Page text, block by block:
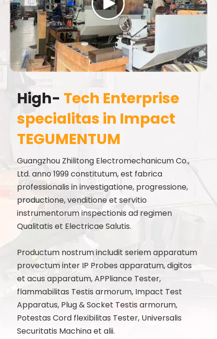
High- Tech Enterprise
specialitas in Impact
TEGUMENTUM
Guangzhou Zhilitong Electromechanicum Co.,
Ltd. anno 1999 constitutum, est fabrica
professionalis in investigatione, progressione,
productione, venditione et servitio
instrumentorum inspectionis ad regimen
Qualitatis et Electricae Salutis.
Productum nostrum includit seriem apparatum
provectum inter IP Probes apparatum, digitos
et acus apparatum, APPliance Tester,
flammabilitas Testis armorum, Impact Test
Apparatus, Plug & Socket Testis armorum,
Potestas Cord flexibilitas Tester, Universalis
Securitatis Machina et alii.